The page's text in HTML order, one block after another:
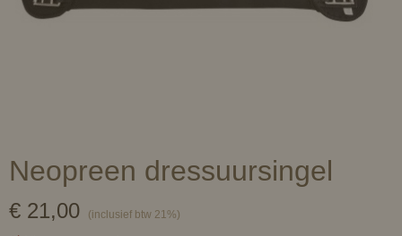
Neopreen dressuursingel
€ 21,00 (inclusief btw 21%)